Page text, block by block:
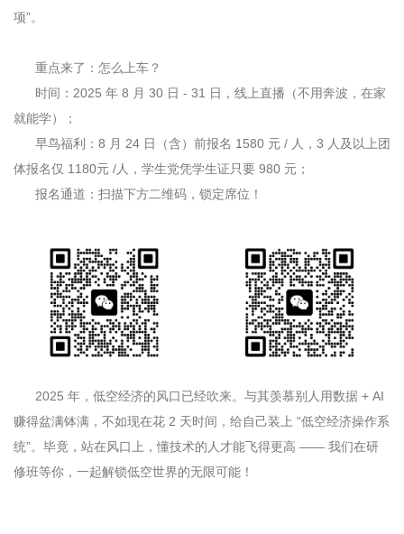
项”。
重点来了：怎么上车？
时间： 2025 年 8 月 30 日 - 31 日，线上直播（不用奔波，在家
就能学）；
早鸟福利： 8 月 24 日（含）前报名 1580 元 / 人， 3 人及以上团
体报名仅 1180元 /人，学生党凭学生证只要 980 元；
报名通道：扫描下方二维码，锁定席位！
2025 年，低空经济的风口已经吹来。与其羡慕别人用数据 + AI
赚得盆满钵满，不如现在花 2 天时间，给自己装上 “低空经济操作系
统”。毕竟，站在风口上，懂技术的人才能飞得更高 —— 我们在研
修班等你，一起解锁低空世界的无限可能！